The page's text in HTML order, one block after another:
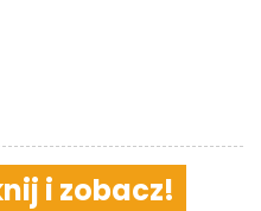
i zobacz!